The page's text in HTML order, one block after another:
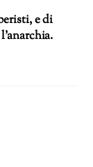
e di